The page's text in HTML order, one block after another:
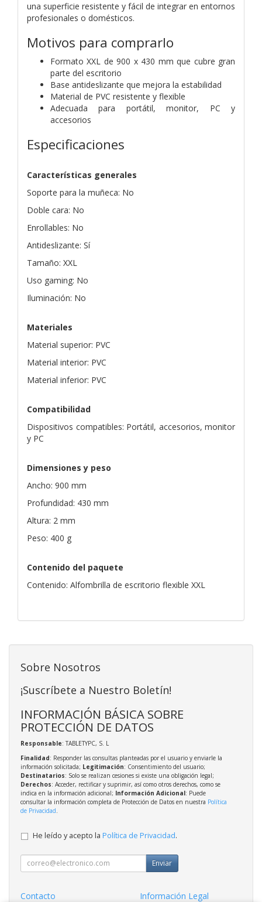
una superficie resistente y fácil de integrar en entornos
profesionales o domésticos.
Motivos para comprarlo
Formato XXL de 900 x 430 mm que cubre gran
parte del escritorio
Base antideslizante que mejora la estabilidad
Material de PVC resistente y flexible
Adecuada para portátil, monitor, PC y
accesorios
Especificaciones
Características generales
Soporte para la muñeca: No
Doble cara: No
Enrollables: No
Antideslizante: Sí
Tamaño: XXL
Uso gaming: No
Iluminación: No
Materiales
Material superior: PVC
Material interior: PVC
Material inferior: PVC
Compatibilidad
Dispositivos compatibles: Portátil, accesorios, monitor
y PC
Dimensiones y peso
Ancho: 900 mm
Profundidad: 430 mm
Altura: 2 mm
Peso: 400 g
Contenido del paquete
Contenido: Alfombrilla de escritorio flexible XXL
Sobre Nosotros
¡Suscríbete a Nuestro Boletín!
INFORMACIÓN BÁSICA SOBRE
PROTECCIÓN DE DATOS
Responsable: TABLETYPC, S. L
Finalidad: Responder las consultas planteadas por el usuario y enviarle la
información solicitada; Legitimación: Consentimiento del usuario;
Destinatarios: Solo se realizan cesiones si existe una obligación legal;
Derechos: Acceder, rectificar y suprimir, así como otros derechos, como se
indica en la información adicional; Información Adicional: Puede
consultar la información completa de Protección de Datos en nuestra Política
de Privacidad
He leído y acepto la Política de Privacidad.
Enviar
Contacto Información Legal